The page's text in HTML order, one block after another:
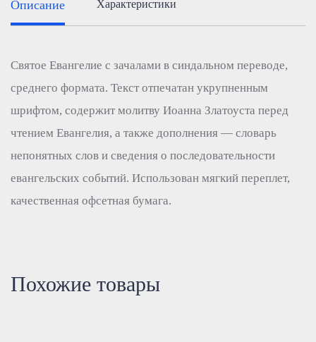
Описание Характеристики
Святое Евангелие с зачалами в синдальном переводе,
среднего формата. Текст отпечатан укрупненным
шрифтом, содержит молитву Иоанна Златоуста перед
чтением Евангелия, а также дополнения — словарь
непонятных слов и сведения о последовательности
евангельских событий. Использован мягкий переплет,
качественная офсетная бумага.
Похожие товары